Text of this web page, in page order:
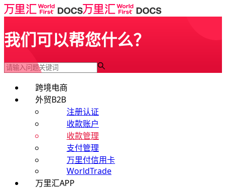
我们可以帮您什么？
跨境电商
外贸B2B
注册认证
收款账户
收款管理
支付管理
万里付信用卡
WorldTrade
万里汇APP